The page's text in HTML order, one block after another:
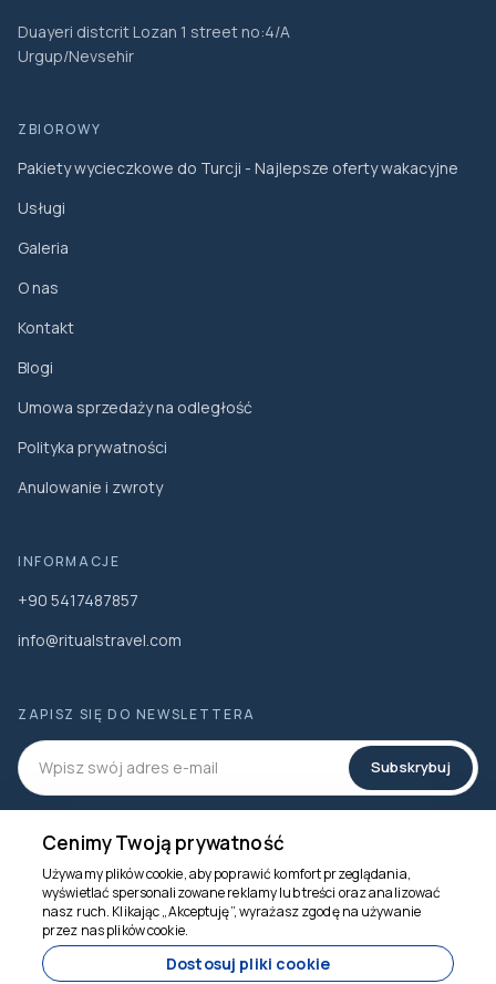
Duayeri distcrit Lozan 1 street no:4/A
Urgup/Nevsehir
ZBIOROWY
Pakiety wycieczkowe do Turcji - Najlepsze oferty wakacyjne
Usługi
Galeria
O nas
Kontakt
Blogi
Umowa sprzedaży na odległość
Polityka prywatności
Anulowanie i zwroty
INFORMACJE
+90 5417487857
info@ritualstravel.com
ZAPISZ SIĘ DO NEWSLETTERA
Subskrybuj
MEDIA SPOŁECZNOŚCIOWE
Cenimy Twoją prywatność
Używamy plików cookie, aby poprawić komfort przeglądania,
wyświetlać spersonalizowane reklamy lub treści oraz analizować
nasz ruch. Klikając „Akceptuję”, wyrażasz zgodę na używanie
przez nas plików cookie.
Dostosuj pliki cookie
Jesteśmy tu, by
pomóc